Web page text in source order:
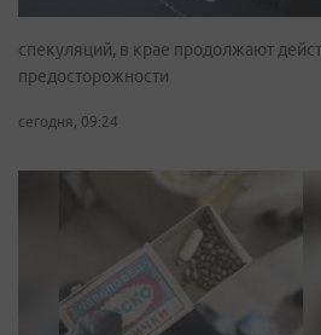
спекуляций, в крае продолжают
предосторожности
сегодня, 09:24